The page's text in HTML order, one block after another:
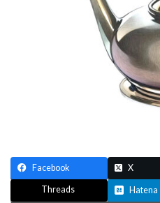
Facebook X
Threads Hatena